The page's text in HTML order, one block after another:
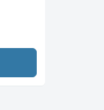
у високих
концентрації в
активними формами